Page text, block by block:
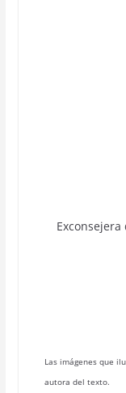
Las imágenes que
autora del texto.